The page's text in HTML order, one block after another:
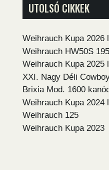
UTOLSÓ CIKKEK
Weihrauch Kupa
Weihrauch HW50S
Weihrauch Kupa
XXI. Nagy Déli
Brixia Mod. 1600
Weihrauch Kupa
Weihrauch 125
Weihrauch Kupa 2023